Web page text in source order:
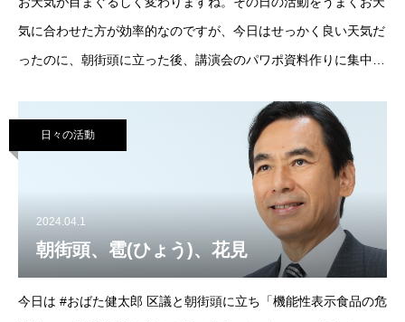
気に合わせた方が効率的なのですが、今日はせっかく良い天気だ
ったのに、朝街頭に立った後、講演会のパワポ資料作りに集中し
と行いました。共産党の小柳区議と重なってし
日々の活動
2024.04.1
朝街頭、雹(ひょう)、花見
今日は #おばた健太郎 区議と朝街頭に立ち「機能性表示食品の危